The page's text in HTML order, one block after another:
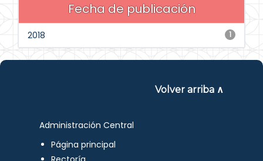
Fecha de publicación
1
2018
Volver arriba ∧
Administración Central
Página principal